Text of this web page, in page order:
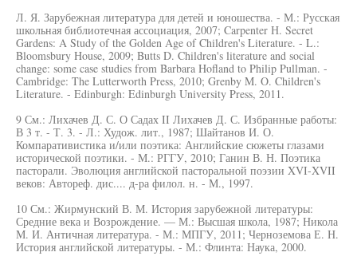
Л. Я. Зарубежная литература для детей и юношества. - М.: Русская
школьная библиотечная ассоциация, 2007; Carpenter Н. Secret
Gardens: A Study of the Golden Age of Children's Literature. - L.:
Bloomsbury House, 2009; Butts D. Children's literature and social
change: some case studies from Barbara Hofland to Philip Pullman. -
Cambridge: The Lutterworth Press, 2010; Grenby M. O. Children's
Literature. - Edinburgh: Edinburgh University Press, 2011.
9 См.: Лихачев Д. С. О Садах II Лихачев Д. С. Избранные работы:
В 3 т. - Т. 3. - Л.: Худож. лит., 1987; Шайтанов И. О.
Компаративистика и/или поэтика: Английские сюжеты глазами
исторической поэтики. - М.: РГГУ, 2010; Ганин В. Н. Поэтика
пасторали. Эволюция английской пасторальной поэзии XVI-XVII
веков: Автореф. дис.... д-ра филол. н. - М., 1997.
10 См.: Жирмунский В. М. История зарубежной литературы:
Средние века и Возрождение. — М.: Высшая школа, 1987; Никола
М. И. Античная литература. - М.: МПГУ, 2011; Черноземова Е. Н.
История английской литературы. - М.: Флинта: Наука, 2000.